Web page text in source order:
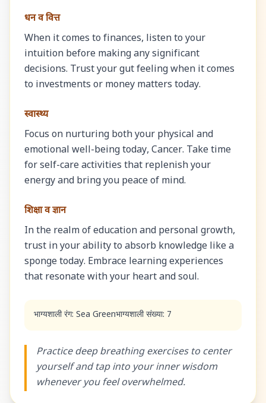
धन व वित्त
When it comes to finances, listen to your
intuition before making any significant
decisions. Trust your gut feeling when it comes
to investments or money matters today.
स्वास्थ्य
Focus on nurturing both your physical and
emotional well-being today, Cancer. Take time
for self-care activities that replenish your
energy and bring you peace of mind.
शिक्षा व ज्ञान
In the realm of education and personal growth,
trust in your ability to absorb knowledge like a
sponge today. Embrace learning experiences
that resonate with your heart and soul.
भाग्यशाली रंग: Sea Greenभाग्यशाली संख्या: 7
Practice deep breathing exercises to center
yourself and tap into your inner wisdom
whenever you feel overwhelmed.